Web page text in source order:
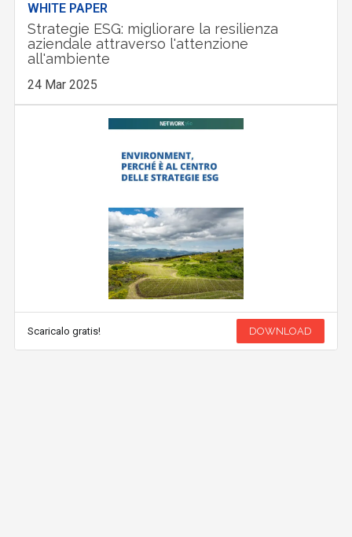
WHITE PAPER
Strategie ESG: migliorare la resilienza
aziendale attraverso l'attenzione
all'ambiente
24 Mar 2025
Scaricalo gratis! DOWNLOAD